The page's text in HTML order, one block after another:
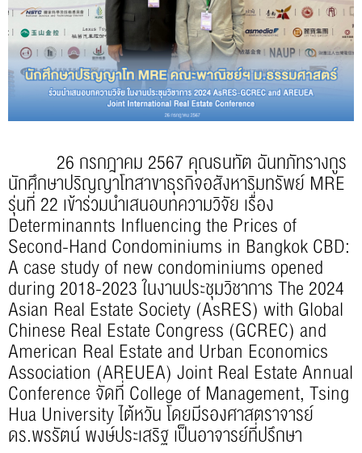
26 กรกฎาคม 2567 คุณธนทัต ฉันทภัทรางกูร
นักศึกษาปริญญาโทสาขาธุรกิจอสังหาริมทรัพย์ MRE
รุ่นที่ 22 เข้าร่วมนำเสนอบทความวิจัย เรื่อง
Determinannts Influencing the Prices of
Second-Hand Condominiums in Bangkok CBD:
A case study of new condominiums opened
during 2018-2023 ในงานประชุมวิชาการ The 2024
Asian Real Estate Society (AsRES) with Global
Chinese Real Estate Congress (GCREC) and
American Real Estate and Urban Economics
Association (AREUEA) Joint Real Estate Annual
Conference จัดที่ College of Management, Tsing
Hua University ไต้หวัน โดยมีรองศาสตราจารย์
ดร.พรรัตน์ พงษ์ประเสริฐ เป็นอาจารย์ที่ปรึกษา